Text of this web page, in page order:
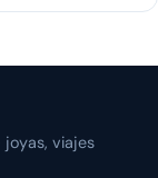
viajes